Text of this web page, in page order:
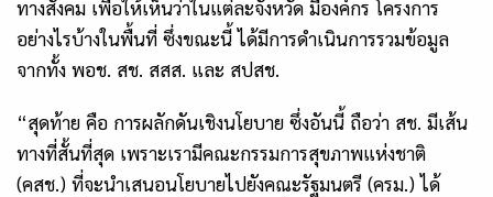
ทางสังคม เพื่อให้เห็นว่าในแต่ละจังหวัด มีองค์กร โครงการ
อย่างไรบ้างในพื้นที่ ซึ่งขณะนี้ ได้มีการดำเนินการรวมข้อมูล
จากทั้ง พอช. สช. สสส. และ สปสช.
“สุดท้าย คือ การผลักดันเชิงนโยบาย ซึ่งอันนี้ ถือว่า สช. มีเส้น
ทางที่สั้นที่สุด เพราะเรามีคณะกรรมการสุขภาพแห่งชาติ
(คสช.) ที่จะนำเสนอนโยบายไปยังคณะรัฐมนตรี (ครม.) ได้